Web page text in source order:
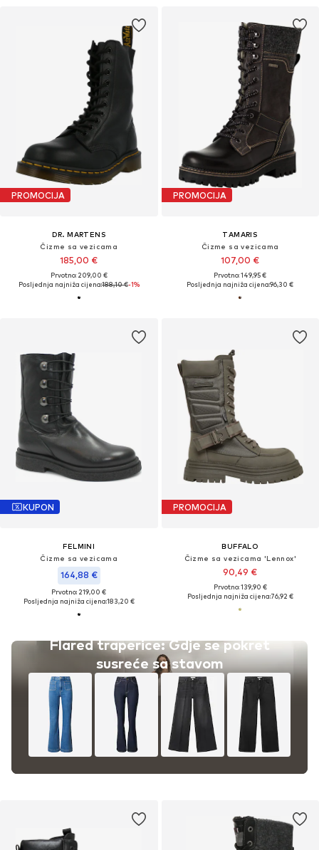
PROMOCIJA
DR. MARTENS
Čizme sa vezicama
185,00 €
Prvotno: 209,00 €
Posljednja najniža cijena:188,10 €-1%
PROMOCIJA
TAMARIS
Čizme sa vezicama
107,00 €
Prvotno: 149,95 €
Posljednja najniža cijena:96,30 €
KUPON
FELMINI
Čizme sa vezicama
164,88 €
Prvotno: 219,00 €
Posljednja najniža cijena:183,20 €
PROMOCIJA
BUFFALO
Čizme sa vezicama 'Lennox'
90,49 €
Prvotno: 139,90 €
Posljednja najniža cijena:76,92 €
Flared traperice: Gdje se pokret
susreće sa stavom